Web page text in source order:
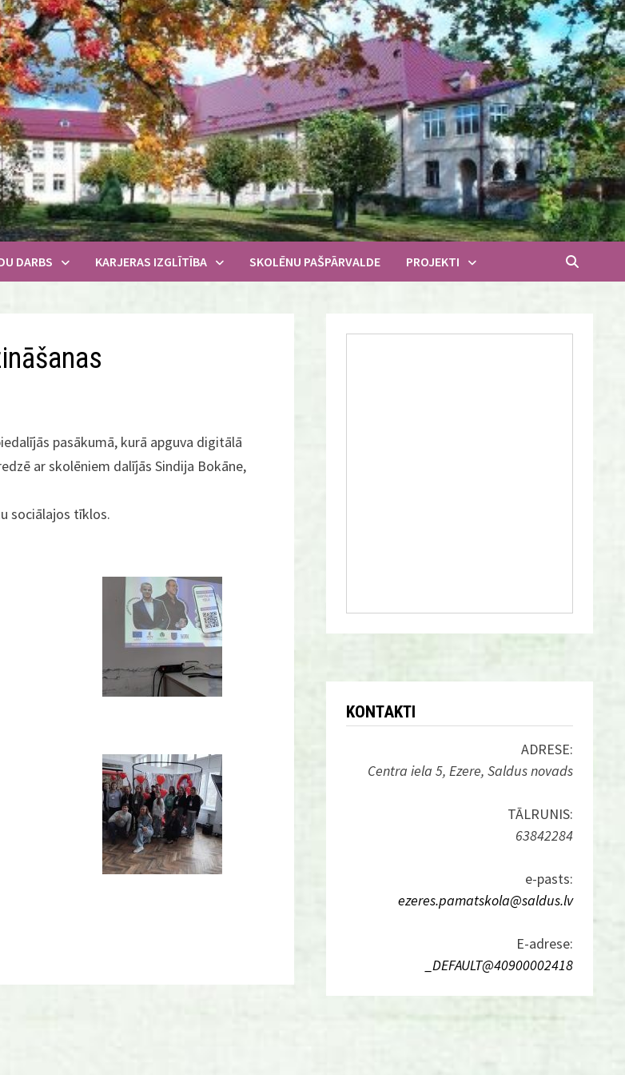
DARBS KARJERAS IZGLĪTĪBA SKOLĒNU PAŠPĀRVALDE PROJEKTI
pasākumā, kurā apguva digitālā
ar skolēniem dalījās Sindija Bokāne,
sociālajos tīklos.
KONTAKTI
ADRESE:
Centra iela 5, Ezere, Saldus novads
TĀLRUNIS:
63842284
e-pasts:
ezeres.pamatskola@saldus.lv
E-adrese:
_DEFAULT@40900002418